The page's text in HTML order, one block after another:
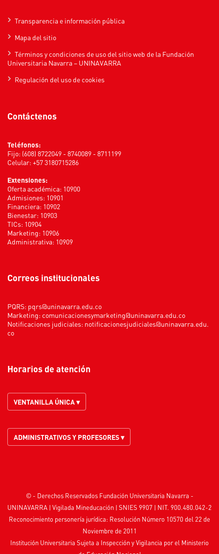
Transparencia e información pública
Mapa del sitio
Términos y condiciones de uso del sitio web de la Fundación
Universitaria Navarra – UNINAVARRA
Regulación del uso de cookies
Contáctenos
Teléfonos:
Fijo: (608) 8722049 - 8740089 - 8711199
Celular: +57 3180715286
Extensiones:
Oferta académica: 10900
Admisiones: 10901
Financiera: 10902
Bienestar: 10903
TICs: 10904
Marketing: 10906
Administrativa: 10909
Correos institucionales
PQRS: pqrs@uninavarra.edu.co
Marketing: comunicacionesymarketing@uninavarra.edu.co
Notificaciones judiciales: notificacionesjudiciales@uninavarra.edu.
co
Horarios de atención
VENTANILLA ÚNICA ▾
ADMINISTRATIVOS Y PROFESORES ▾
© - Derechos Reservados Fundación Universitaria Navarra -
UNINAVARRA | Vigilada Mineducación | SNIES 9907 | NIT. 900.480.042-2
Reconocimiento personería jurídica: Resolución Número 10570 del 22 de
Noviembre de 2011
Institución Universitaria Sujeta a Inspección y Vigilancia por el Ministerio